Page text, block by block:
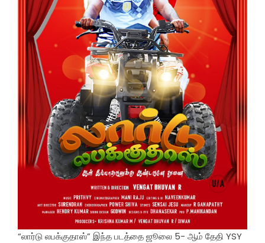
“லார்டு லபக்குதாஸ்” இந்த படத்தை ஜூலை 5- ஆம் தேதி YSY